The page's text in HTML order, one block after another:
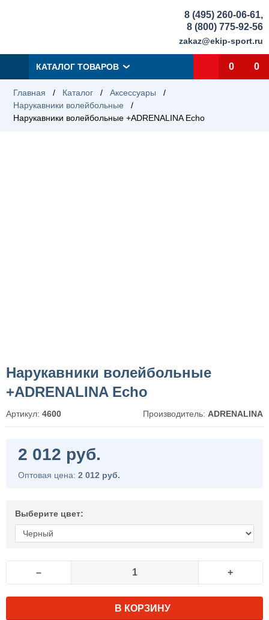
8 (495) 260-06-61,
8 (800) 775-92-56
zakaz@ekip-sport.ru
КАТАЛОГ ТОВАРОВ 0 0
Главная / Каталог / Аксессуары
/
Нарукавники волейбольные
/
Нарукавники волейбольные +ADRENALINA Echo
Нарукавники волейбольные
+ADRENALINA Echo
Артикул: 4600 Производитель: ADRENALINA
2 012 руб.
Оптовая цена: 2 012 руб.
Выберите цвет:
– +
В КОРЗИНУ